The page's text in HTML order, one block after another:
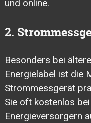
und online.
2.
Besonders bei
Energielabel ist die
Strommessgerät
Sie oft kostenlos bei
Energieversorgern